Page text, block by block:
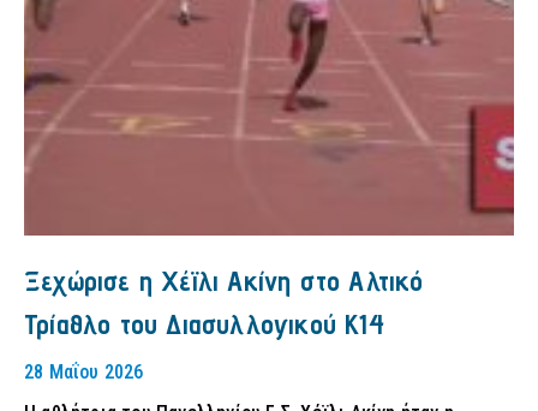
Ξεχώρισε η Χέϊλι Ακίνη στο Αλτικό
Τρίαθλο του Διασυλλογικού Κ14
28 Μαΐου 2026